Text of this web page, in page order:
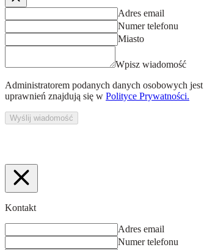
Adres email
Numer telefonu
Miasto
Wpisz wiadomość
Administratorem podanych danych osobowych jest
uprawnień znajdują się w Polityce Prywatności.
Wyślij wiadomość
Kontakt
Adres email
Numer telefonu